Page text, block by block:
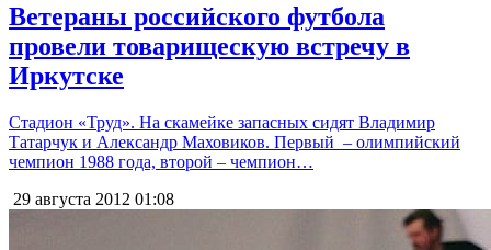
Ветераны российского футбола
провели товарищескую встречу в
Иркутске
Стадион «Труд». На скамейке запасных сидят Владимир
Татарчук и Александр Маховиков. Первый – олимпийский
чемпион 1988 года, второй – чемпион…
29 августа 2012 01:08